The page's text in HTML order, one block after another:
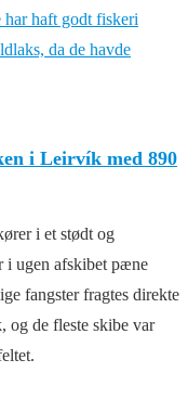
i Leirvík med 890
i et stødt og
i ugen afskibet pæne
fangster fragtes direkte
de fleste skibe var